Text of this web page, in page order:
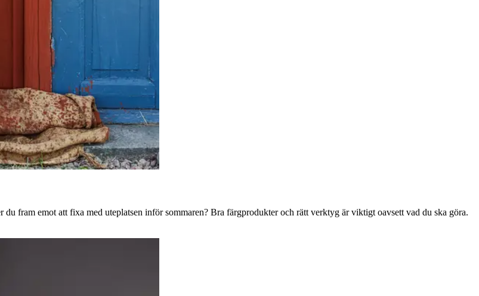
fram emot att fixa med uteplatsen inför sommaren? Bra färgprodukter och rätt verktyg är viktigt oavsett vad du ska göra.